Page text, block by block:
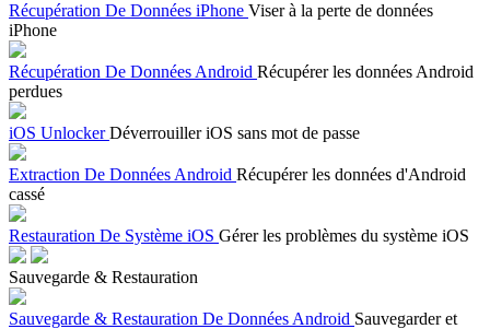
Récupération De Données iPhone Viser à la perte de données
iPhone
Récupération De Données Android Récupérer les données Android
perdues
iOS Unlocker Déverrouiller iOS sans mot de passe
Extraction De Données Android Récupérer les données d'Android
cassé
Restauration De Système iOS Gérer les problèmes du système iOS
Sauvegarde & Restauration
Sauvegarde & Restauration De Données Android Sauvegarder et